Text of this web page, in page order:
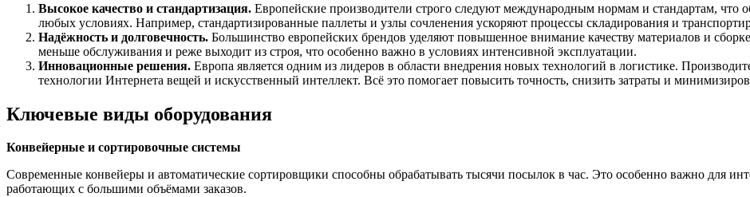
Высокое качество и стандартизация. Европейские производители строго следуют международным нормам и стандартам, что
любых условиях. Например, стандартизированные паллеты и узлы сочленения ускоряют процессы складирования и
Надёжность и долговечность. Большинство европейских брендов уделяют повышенное внимание качеству материалов и
меньше обслуживания и реже выходит из строя, что особенно важно в условиях интенсивной эксплуатации.
Инновационные решения. Европа является одним из лидеров в области внедрения новых технологий в логистике.
технологии Интернета вещей и искусственный интеллект. Всё это помогает повысить точность, снизить затраты и
Ключевые виды оборудования
Конвейерные и сортировочные системы
Современные конвейеры и автоматические сортировщики способны обрабатывать тысячи посылок в час. Это особенно важно для
работающих с большими объёмами заказов.